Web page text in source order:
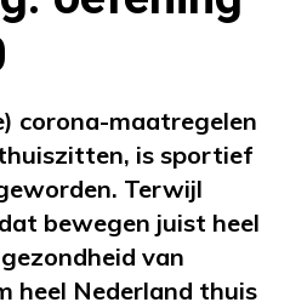
corona-maatregelen
is sportief
Terwijl
bewegen juist heel
van
heel Nederland thuis